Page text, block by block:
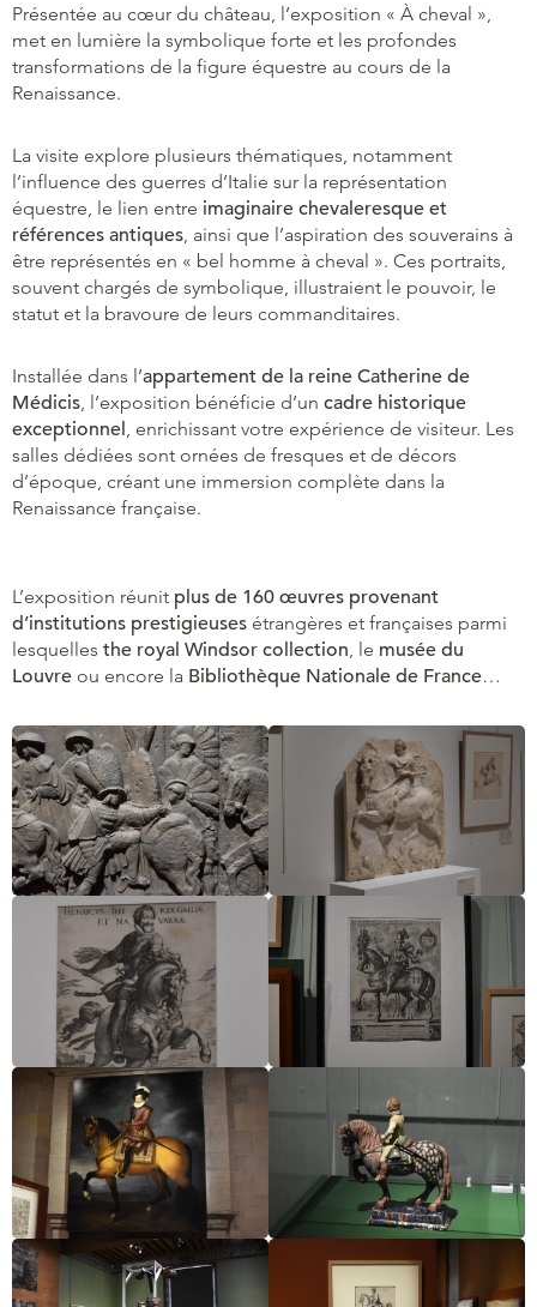
Présentée au cœur du château, l’exposition « À cheval »,
met en lumière la symbolique forte et les profondes
transformations de la figure équestre au cours de la
Renaissance.
La visite explore plusieurs thématiques, notamment
l’influence des guerres d’Italie sur la représentation
équestre, le lien entre imaginaire chevaleresque et
références antiques , ainsi que l’aspiration des souverains à
être représentés en « bel homme à cheval ». Ces portraits,
souvent chargés de symbolique, illustraient le pouvoir, le
statut et la bravoure de leurs commanditaires.
Installée dans l’appartement de la reine Catherine de
Médicis , l’exposition bénéficie d’un cadre historique
exceptionnel , enrichissant votre expérience de visiteur. Les
salles dédiées sont ornées de fresques et de décors
d’époque, créant une immersion complète dans la
Renaissance française.
L’exposition réunit plus de 160 œuvres provenant
d’institutions prestigieuses étrangères et françaises parmi
lesquelles the royal Windsor collection , le musée du
Louvre ou encore la Bibliothèque Nationale de France…